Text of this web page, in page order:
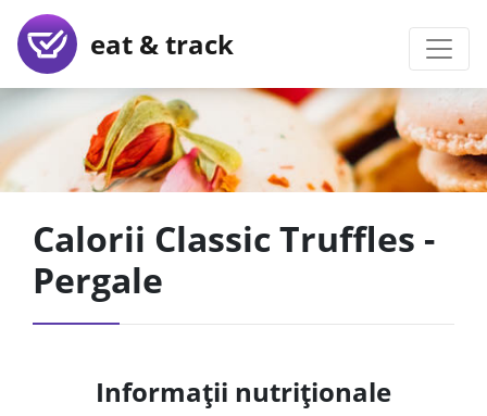
eat & track
Calorii Classic Truffles -
Pergale
Informații nutriționale